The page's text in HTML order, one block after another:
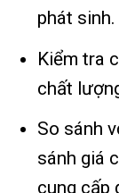
phát sinh.
Kiểm tra
chất
So sánh
sánh giá
cung cấp